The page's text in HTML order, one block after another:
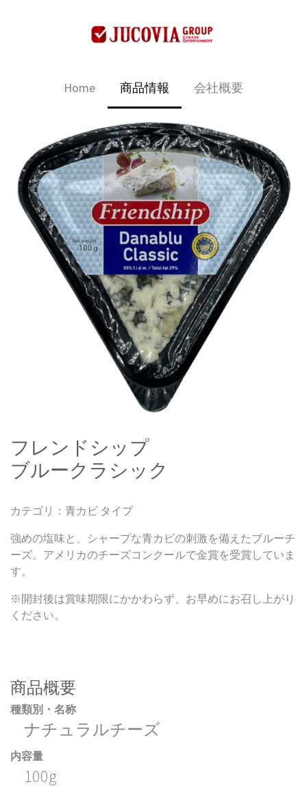
Home 商品情報 会社概要
フレンドシップ
ブルークラシック
カテゴリ：青カビ タイプ
強めの塩味と、シャープな青カビの刺激を備えたブルーチ
ーズ。アメリカのチーズコンクールで金賞を受賞していま
す。
※開封後は賞味期限にかかわらず、お早めにお召し上がり
ください。
商品概要
種類別・名称
ナチュラルチーズ
内容量
100g